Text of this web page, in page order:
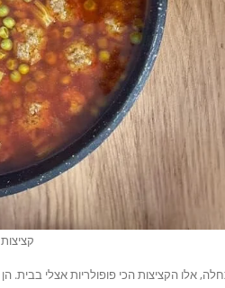
אלו הקציצות הכי פופולריות אצלי בבית.